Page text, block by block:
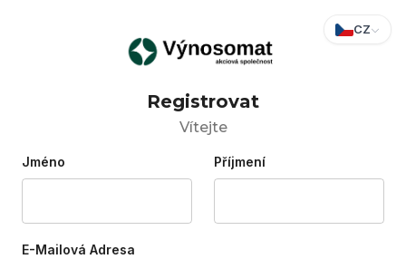
CZ
Vítejte
Registrovat
Jméno Příjmení
E-Mailová Adresa